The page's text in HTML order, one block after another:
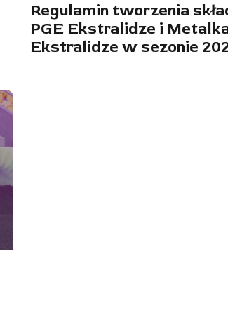
Regulamin tworzenia
PGE Ekstralidze i
Ekstralidze w sezonie